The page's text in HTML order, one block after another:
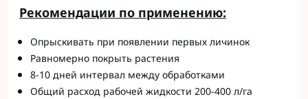
Рeкомендации по применению:
Опрыскивать при появлении первых личинок
Равномерно покрыть растения
8-10 дней интервал между обработками
Общий расход рабочей жидкости 200-400 л/га